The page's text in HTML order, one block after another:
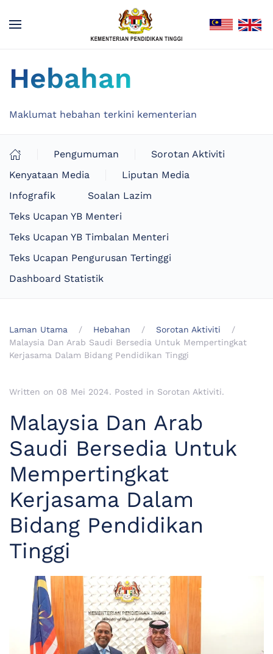
Hebahan
Maklumat hebahan terkini kementerian
Pengumuman
Sorotan Aktiviti
Kenyataan Media
Liputan Media
Infografik
Soalan Lazim
Teks Ucapan YB Menteri
Teks Ucapan YB Timbalan Menteri
Teks Ucapan Pengurusan Tertinggi
Dashboard Statistik
Laman Utama Hebahan
Sorotan Aktiviti
Malaysia Dan Arab Saudi Bersedia Untuk Mempertingkat
Kerjasama Dalam Bidang Pendidikan Tinggi
Written on 08 Mei 2024. Posted in Sorotan Aktiviti.
Malaysia Dan Arab
Saudi Bersedia Untuk
Mempertingkat
Kerjasama Dalam
Bidang Pendidikan
Tinggi